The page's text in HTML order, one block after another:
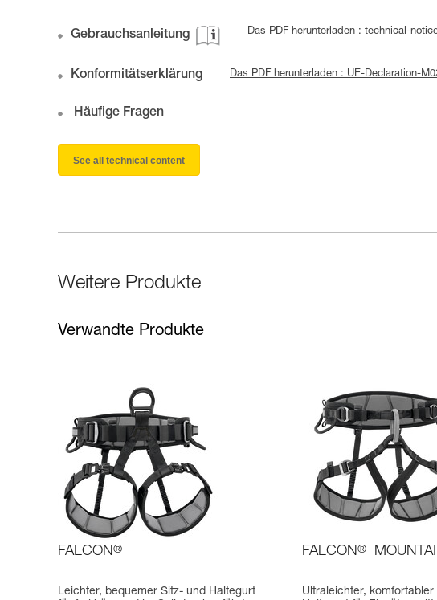
Gebrauchsanleitung Das PDF herunterladen : technical-
Konformitätserklärung Das PDF herunterladen : UE-Declaration-
Häufige Fragen
See all technical content
Weitere Produkte
Verwandte Produkte
FALCON®
Leichter, bequemer Sitz- und Haltegurt
FALCON®
Ultraleichter, komfortabler